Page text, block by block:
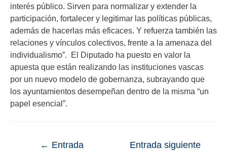
interés público. Sirven para normalizar y extender la
participación, fortalecer y legitimar las políticas públicas,
además de hacerlas más eficaces. Y refuerza también las
relaciones y vínculos colectivos, frente a la amenaza del
individualismo”. El Diputado ha puesto en valor la
apuesta que están realizando las instituciones vascas
por un nuevo modelo de gobernanza, subrayando que
los ayuntamientos desempeñan dentro de la misma “un
papel esencial”.
← Entrada
Entrada siguiente